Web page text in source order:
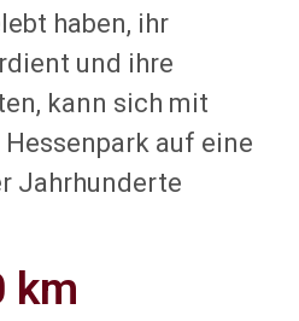
haben, ihr
und ihre
kann sich mit
auf eine
Jahrhunderte
km